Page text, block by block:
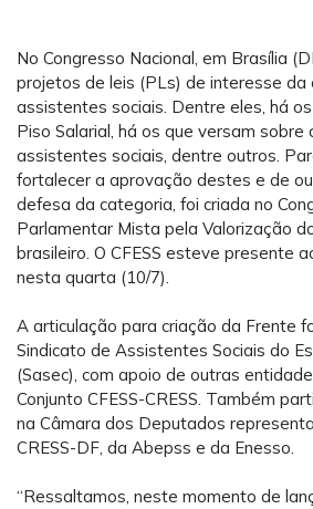
No Congresso Nacional, em Brasília
projetos de leis (PLs) de interesse da
assistentes sociais. Dentre eles, há
Piso Salarial, há os que versam sobre
assistentes sociais, dentre outros.
fortalecer a aprovação destes e de
defesa da categoria, foi criada no
Parlamentar Mista pela Valorização
brasileiro. O CFESS esteve presente
nesta quarta (10/7).
A articulação para criação da Frente
Sindicato de Assistentes Sociais do
(Sasec), com apoio de outras
Conjunto CFESS-CRESS. Também
na Câmara dos Deputados
CRESS-DF, da Abepss e da Enesso.
“Ressaltamos, neste momento de